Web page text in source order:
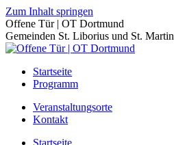
Zum Inhalt springen
Offene Tür | OT Dortmund
Gemeinden St. Liborius und St. Martin
Startseite
Programm
Veranstaltungsorte
Kontakt
Startseite